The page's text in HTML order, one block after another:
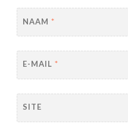
NAAM *
E-MAIL *
SITE